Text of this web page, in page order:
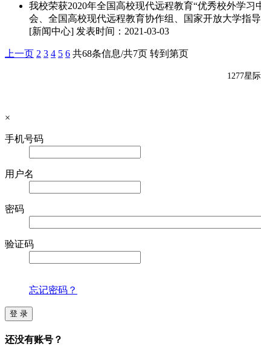
我校荣获2020年全国高校现代远程教育“优秀校外学
会、全国高校现代远程教育协作组、国家开放大学指
[新闻中心] 发表时间：2021-03-03
上一页 2 3 4 5 6 共68条信息/共7页 转到第页
1277星
×
手机号码
用户名
密码
验证码
忘记密码？
登 录
还没有账号？